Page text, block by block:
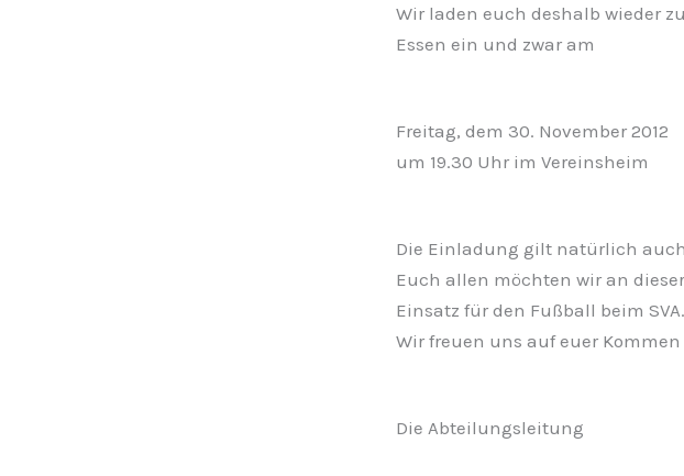
Wir laden euch deshalb wieder
Essen ein und zwar am
Freitag, dem 30. November 2012
um 19.30 Uhr im Vereinsheim
Die Einladung gilt natürlich
Euch allen möchten wir an
Einsatz für den Fußball beim SVA.
Wir freuen uns auf euer
Die Abteilungsleitung